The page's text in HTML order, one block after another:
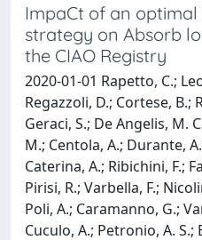
ImpaCt of an
strategy on Absorb
the CIAO Registry
2020-01-01 Rapetto, C.;
Regazzoli, D.; Cortese, B.;
Geraci, S.; De Angelis, M.
M.; Centola, A.; Durante,
Caterina, A.; Ribichini, F.;
Pirisi, R.; Varbella, F.;
Poli, A.; Caramanno, G.;
Cuculo, A.; Petronio, A. S.;